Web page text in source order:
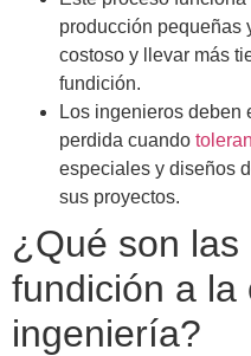
producción pequeñas
costoso y llevar más
fundición.
Los ingenieros deben
perdida cuando
especiales y diseños
sus proyectos.
¿Qué son las
fundición a la
ingeniería?